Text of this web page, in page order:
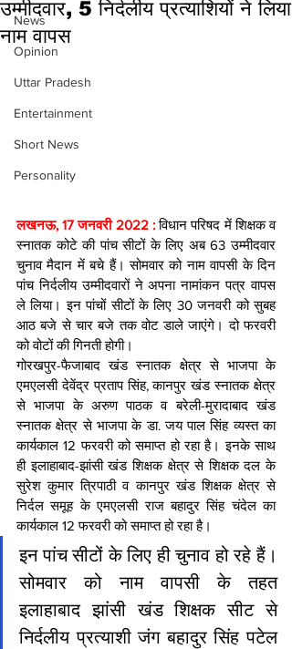
News
Opinion
Uttar Pradesh
Entertainment
Short News
Personality
उम्मीदवार, 5 निर्दलीय प्रत्याशियों ने लिया
नाम वापस
लखनऊ, 17 जनवरी 2022 : विधान परिषद में शिक्षक व
स्नातक कोटे की पांच सीटों के लिए अब 63 उम्मीदवार
चुनाव मैदान में बचे हैं। सोमवार को नाम वापसी के दिन
पांच निर्दलीय उम्मीदवारों ने अपना नामांकन पत्र वापस
ले लिया। इन पांचों सीटों के लिए 30 जनवरी को सुबह
आठ बजे से चार बजे तक वोट डाले जाएंगे। दो फरवरी
को वोटों की गिनती होगी।
गोरखपुर-फैजाबाद खंड स्नातक क्षेत्र से भाजपा के
एमएलसी देवेंद्र प्रताप सिंह, कानपुर खंड स्नातक क्षेत्र
से भाजपा के अरुण पाठक व बरेली-मुरादाबाद खंड
स्नातक क्षेत्र से भाजपा के डा. जय पाल सिंह व्यस्त का
कार्यकाल 12 फरवरी को समाप्त हो रहा है। इनके साथ
ही इलाहाबाद-झांसी खंड शिक्षक क्षेत्र से शिक्षक दल के
सुरेश कुमार त्रिपाठी व कानपुर खंड शिक्षक क्षेत्र से
निर्दल समूह के एमएलसी राज बहादुर सिंह चंदेल का
कार्यकाल 12 फरवरी को समाप्त हो रहा है।
इन पांच सीटों के लिए ही चुनाव हो रहे हैं।
सोमवार को नाम वापसी के तहत
इलाहाबाद झांसी खंड शिक्षक सीट से
निर्दलीय प्रत्याशी जंग बहादुर सिंह पटेल